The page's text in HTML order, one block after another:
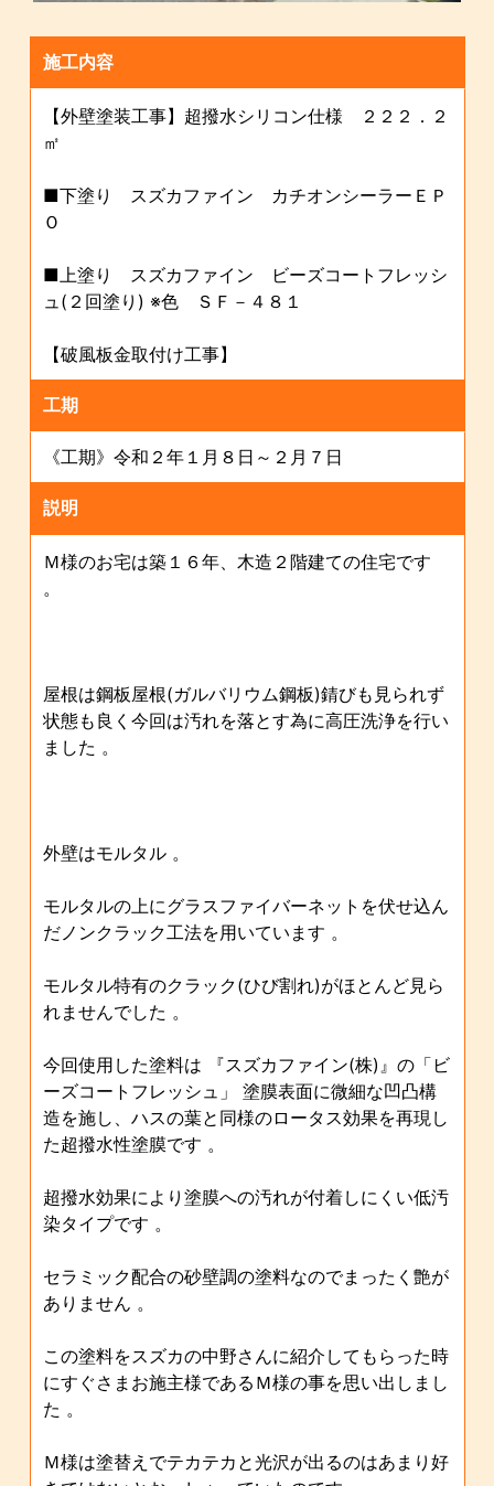
施工内容
【外壁塗装工事】超撥水シリコン仕様 ２２２．２
㎡
■下塗り スズカファイン カチオンシーラーＥＰ
Ｏ
■上塗り スズカファイン ビーズコートフレッシ
ュ(２回塗り) ※色 ＳＦ－４８１
【破風板金取付け工事】
工期
《工期》令和２年１月８日～２月７日
説明
Ｍ様のお宅は築１６年、木造２階建ての住宅です
。
屋根は鋼板屋根(ガルバリウム鋼板)錆びも見られず
状態も良く今回は汚れを落とす為に高圧洗浄を行い
ました 。
外壁はモルタル 。
モルタルの上にグラスファイバーネットを伏せ込ん
だノンクラック工法を用いています 。
モルタル特有のクラック(ひび割れ)がほとんど見ら
れませんでした 。
今回使用した塗料は 『スズカファイン(株)』の「ビ
ーズコートフレッシュ」 塗膜表面に微細な凹凸構
造を施し、ハスの葉と同様のロータス効果を再現し
た超撥水性塗膜です 。
超撥水効果により塗膜への汚れが付着しにくい低汚
染タイプです 。
セラミック配合の砂壁調の塗料なのでまったく艶が
ありません 。
この塗料をスズカの中野さんに紹介してもらった時
にすぐさまお施主様であるＭ様の事を思い出しまし
た 。
Ｍ様は塗替えでテカテカと光沢が出るのはあまり好